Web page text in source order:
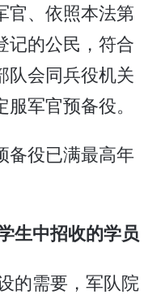
官、依照本法第
记的公民，符合
队会同兵役机关
军官预备役。
备役已满最高年
生中招收的学员
的需要，军队院